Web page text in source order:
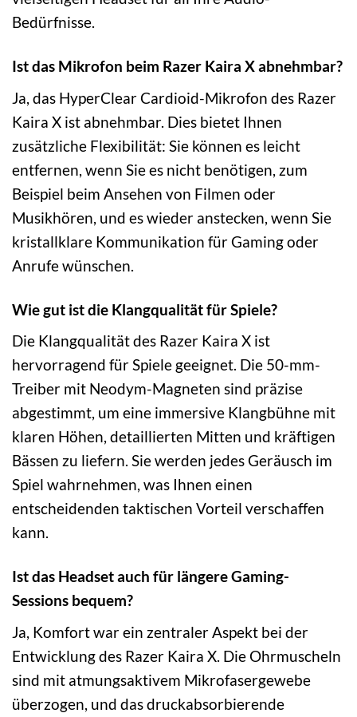
Bedürfnisse.
Ist das Mikrofon beim Razer Kaira X abnehmbar?
Ja, das HyperClear Cardioid-Mikrofon des Razer
Kaira X ist abnehmbar. Dies bietet Ihnen
zusätzliche Flexibilität: Sie können es leicht
entfernen, wenn Sie es nicht benötigen, zum
Beispiel beim Ansehen von Filmen oder
Musikhören, und es wieder anstecken, wenn Sie
kristallklare Kommunikation für Gaming oder
Anrufe wünschen.
Wie gut ist die Klangqualität für Spiele?
Die Klangqualität des Razer Kaira X ist
hervorragend für Spiele geeignet. Die 50-mm-
Treiber mit Neodym-Magneten sind präzise
abgestimmt, um eine immersive Klangbühne mit
klaren Höhen, detaillierten Mitten und kräftigen
Bässen zu liefern. Sie werden jedes Geräusch im
Spiel wahrnehmen, was Ihnen einen
entscheidenden taktischen Vorteil verschaffen
kann.
Ist das Headset auch für längere Gaming-
Sessions bequem?
Ja, Komfort war ein zentraler Aspekt bei der
Entwicklung des Razer Kaira X. Die Ohrmuscheln
sind mit atmungsaktivem Mikrofasergewebe
überzogen, und das druckabsorbierende